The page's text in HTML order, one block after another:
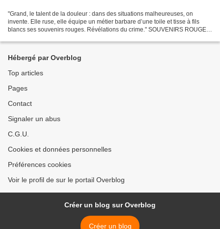
"Grand, le talent de la douleur : dans des situations malheureuses, on
invente. Elle ruse, elle équipe un métier barbare d’une toile et tisse à fils
blancs ses souvenirs rouges. Révélations du crime." SOUVENIRS ROUGES
Hébergé par Overblog
Top articles
Pages
Contact
Signaler un abus
C.G.U.
Cookies et données personnelles
Préférences cookies
Voir le profil de sur le portail Overblog
Créer un blog sur Overblog
Créer un blog